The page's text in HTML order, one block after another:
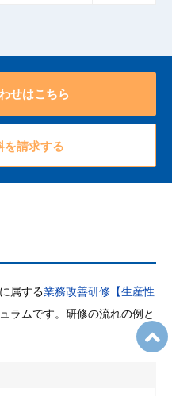
せはこちら
を請求する
属する業務改善研修【生産性
ラムです。研修の流れの例と